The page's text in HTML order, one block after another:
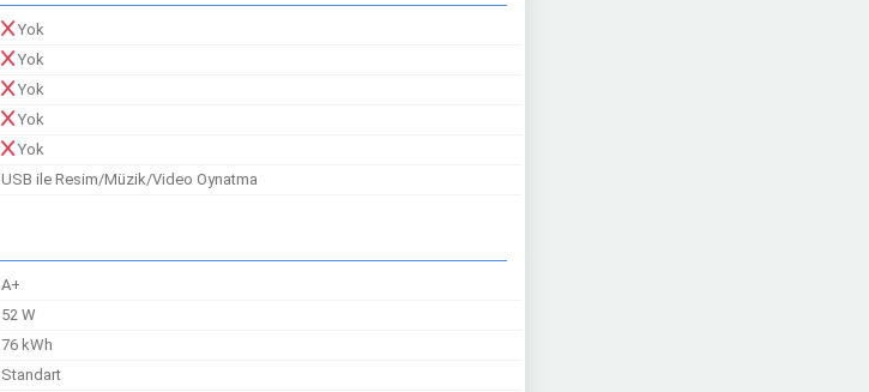
Yok
Yok
Yok
Yok
Yok
USB ile Resim/Müzik/Video Oynatma
A+
52 W
76 kWh
Standart